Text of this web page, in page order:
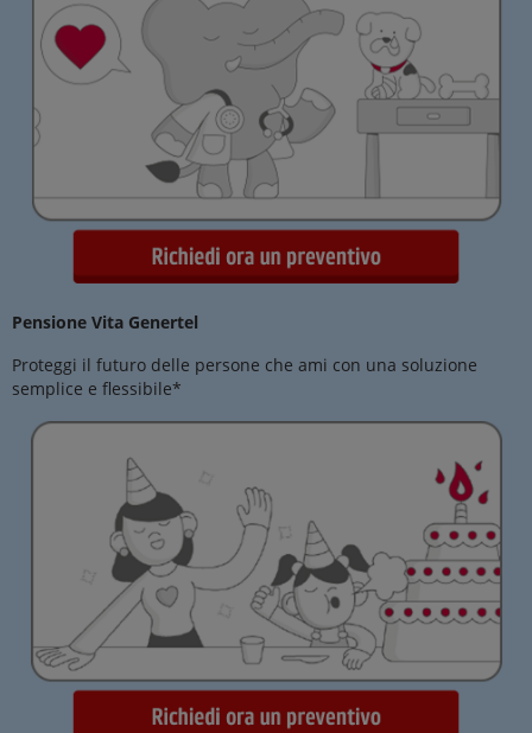
Pensione Vita Genertel
Proteggi il futuro delle persone che ami con una soluzione
semplice e flessibile*